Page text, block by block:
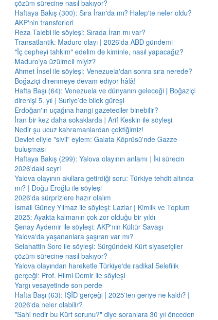
çözüm sürecine nasıl bakıyor?
Haftaya Bakış (300): Sıra İran'da mı? Halep'te neler oldu?
AKP'nin transferleri
Reza Talebi ile söyleşi: Sırada İran mı var?
Transatlantik: Maduro olayı | 2026'da ABD gündemi
"İç cepheyi tahkim" edelim de kiminle, nasıl yapacağız?
Maduro'ya üzülmeli miyiz?
Ahmet İnsel ile söyleşi: Venezuela'dan sonra sıra nerede?
Boğaziçi direnmeye devam ediyor hâlâ!
Hafta Başı (64): Venezuela ve dünyanın geleceği | Boğaziçi
direnişi 5. yıl | Suriye’de bilek güreşi
Erdoğan'ın uçağına hangi gazeteciler binebilir?
İran bir kez daha sokaklarda | Arif Keskin ile söyleşi
Nedir şu ucuz kahramanlardan çektiğimiz!
Devlet eliyle "sivil" eylem: Galata Köprüsü'nde Gazze
buluşması
Haftaya Bakış (299): Yalova olayının anlamı | İki sürecin
2026'daki seyri
Yalova olayının akıllara getirdiği soru: Türkiye tehdit altında
mı? | Doğu Eroğlu ile söyleşi
2026'da sürprizlere hazır olalım
İsmail Güney Yılmaz ile söyleşi: Lazlar | Kimlik ve Toplum
2025: Ayakta kalmanın çok zor olduğu bir yıldı
Şenay Aydemir ile söyleşi: AKP'nin Kültür Savaşı
Yalova'da yaşananlara şaşıran var mı?
Selahattin Soro ile söyleşi: Sürgündeki Kürt siyasetçiler
çözüm sürecine nasıl bakıyor?
Yalova olayından hareketle Türkiye'de radikal Selefilik
gerçeği: Prof. Hilmi Demir ile söyleşi
Yargı vesayetinde son perde
Hafta Başı (63): IŞİD gerçeği | 2025'ten geriye ne kaldı? |
2026'da neler olabilir?
"Sahi nedir bu Kürt sorunu?" diye soranlara 30 yıl önceden